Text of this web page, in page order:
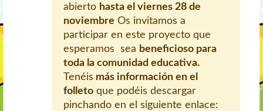
abierto hasta el viernes 28 de
noviembre Os invitamos a
participar en este proyecto que
esperamos sea beneficioso para
toda la comunidad educativa.
Tenéis más información en el
folleto que podéis descargar
pinchando en el siguiente enlace: